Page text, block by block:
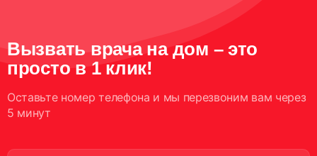
Вызвать врача на дом – это
просто в 1 клик!
Оставьте номер телефона и мы перезвоним вам через
5 минут